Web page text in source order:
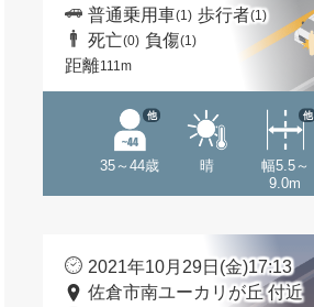
普通乗用車(1) 歩行者(1)
死亡(0) 負傷(1)
距離111m
35～44歳
他
晴
幅5.5～
9.0m
他
2021年10月29日(金)17:13
佐倉市南ユーカリが丘 付近